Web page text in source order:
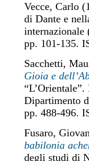
Vecce, Carlo
di Dante e
internazionale
pp. 101-135.
Sacchetti,
Gioia e
Dipartimento
pp. 488-496.
Fusaro,
babilonia
degli studi di